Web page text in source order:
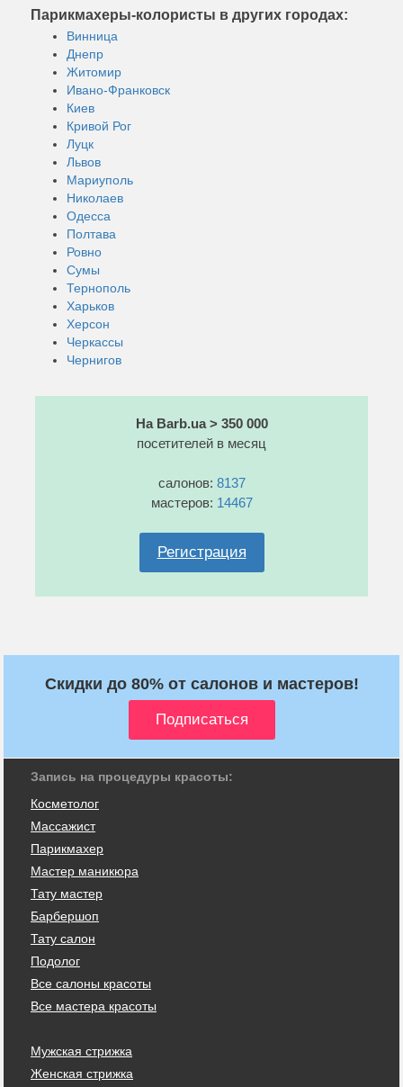
Парикмахеры-колористы в других городах:
Винница
Днепр
Житомир
Ивано-Франковск
Киев
Кривой Рог
Луцк
Львов
Мариуполь
Николаев
Одесса
Полтава
Ровно
Сумы
Тернополь
Харьков
Херсон
Черкассы
Чернигов
На Barb.ua > 350 000
посетителей в месяц
салонов: 8137
мастеров: 14467
Регистрация
Скидки до 80% от салонов и мастеров!
Запись на процедуры красоты:
Косметолог
Массажист
Парикмахер
Мастер маникюра
Тату мастер
Барбершоп
Тату салон
Подолог
Все салоны красоты
Все мастера красоты
Мужская стрижка
Женская стрижка